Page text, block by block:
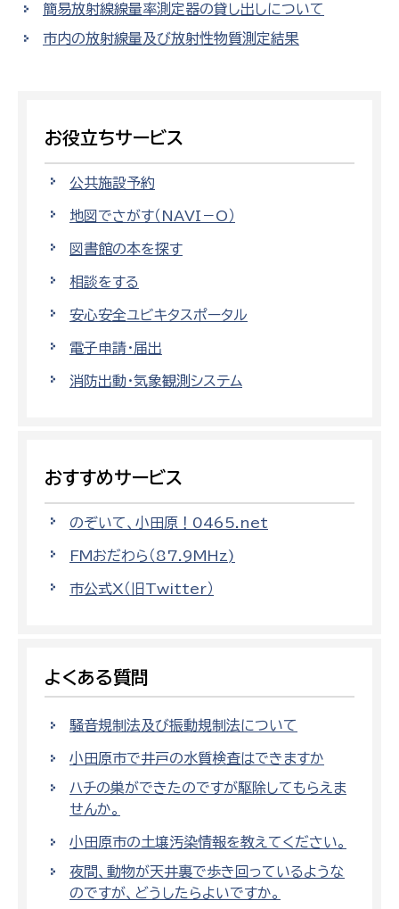
簡易放射線線量率測定器の貸し出しについて
市内の放射線量及び放射性物質測定結果
お役立ちサービス
公共施設予約
地図でさがす（NAVI－O）
図書館の本を探す
相談をする
安心安全ユビキタスポータル
電子申請・届出
消防出動・気象観測システム
おすすめサービス
のぞいて、小田原！0465.net
FMおだわら（87.9MHz)
市公式X（旧Twitter）
よくある質問
騒音規制法及び振動規制法について
小田原市で井戸の水質検査はできますか
ハチの巣ができたのですが駆除してもらえま
せんか。
小田原市の土壌汚染情報を教えてください。
夜間、動物が天井裏で歩き回っているような
のですが、どうしたらよいですか。